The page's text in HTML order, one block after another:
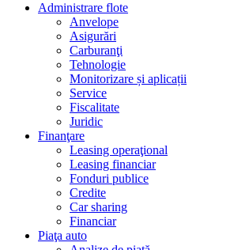
Administrare flote
Anvelope
Asigurări
Carburanţi
Tehnologie
Monitorizare și aplicații
Service
Fiscalitate
Juridic
Finanţare
Leasing operaţional
Leasing financiar
Fonduri publice
Credite
Car sharing
Financiar
Piaţa auto